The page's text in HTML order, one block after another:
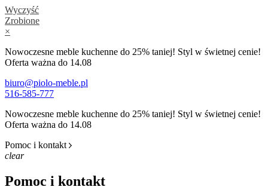
Wyczyść
Zrobione
×
Nowoczesne meble kuchenne do 25% taniej! Styl w świetnej cenie!
Oferta ważna do 14.08
biuro@piolo-meble.pl
516-585-777
Nowoczesne meble kuchenne do 25% taniej! Styl w świetnej cenie!
Oferta ważna do 14.08
Pomoc i kontakt
clear
Pomoc i kontakt